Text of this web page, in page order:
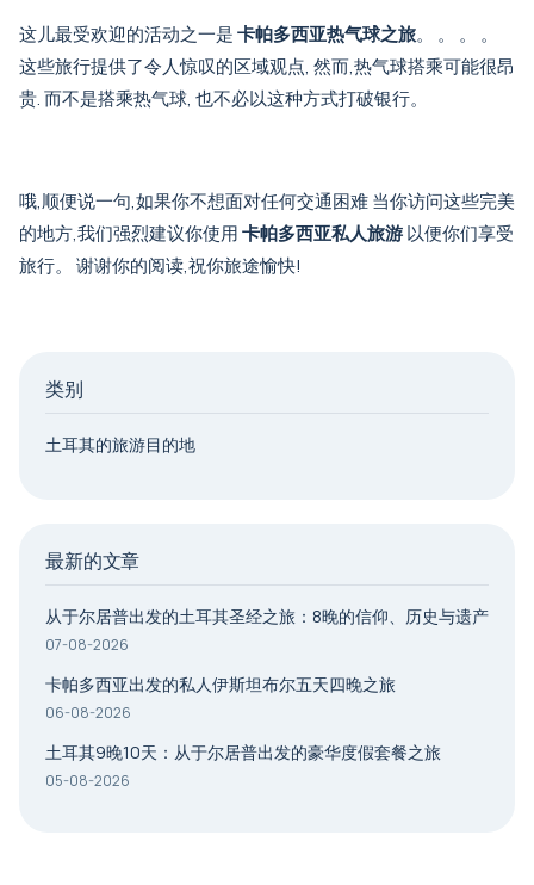
这儿最受欢迎的活动之一是卡帕多西亚热气球之旅。 。 。 。
这些旅行提供了令人惊叹的区域观点, 然而,热气球搭乘可能很昂
贵. 而不是搭乘热气球, 也不必以这种方式打破银行。
哦,顺便说一句,如果你不想面对任何交通困难 当你访问这些完美
的地方,我们强烈建议你使用卡帕多西亚私人旅游以便你们享受
旅行。 谢谢你的阅读,祝你旅途愉快!
类别
土耳其的旅游目的地
最新的文章
从于尔居普出发的土耳其圣经之旅：8晚的信仰、历史与遗产
07-08-2026
卡帕多西亚出发的私人伊斯坦布尔五天四晚之旅
06-08-2026
土耳其9晚10天：从于尔居普出发的豪华度假套餐之旅
05-08-2026